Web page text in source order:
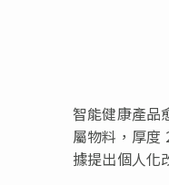
智能健康產品
屬物料，厚度
據提出個人化